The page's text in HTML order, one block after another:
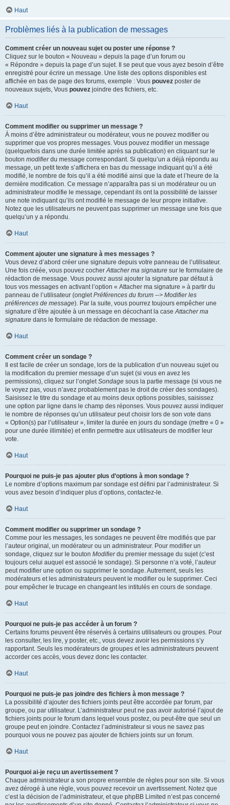
Haut
Problèmes liés à la publication de messages
Comment créer un nouveau sujet ou poster une réponse ?
Cliquez sur le bouton « Nouveau » depuis la page d’un forum ou
« Répondre » depuis la page d’un sujet. Il se peut que vous ayez besoin d’être
enregistré pour écrire un message. Une liste des options disponibles est
affichée en bas de page des forums, exemple : Vous pouvez poster de
nouveaux sujets, Vous pouvez joindre des fichiers, etc.
Haut
Comment modifier ou supprimer un message ?
À moins d’être administrateur ou modérateur, vous ne pouvez modifier ou
supprimer que vos propres messages. Vous pouvez modifier un message
(quelquefois dans une durée limitée après sa publication) en cliquant sur le
bouton modifierdu message correspondant. Si quelqu’un a déjà répondu au
message, un petit texte s’affichera en bas du message indiquant qu’il a été
modifié, le nombre de fois qu’il a été modifié ainsi que la date et l’heure de la
dernière modification. Ce message n’apparaîtra pas si un modérateur ou un
administrateur modifie le message, cependant ils ont la possibilité de laisser
une note indiquant qu’ils ont modifié le message de leur propre initiative.
Notez que les utilisateurs ne peuvent pas supprimer un message une fois que
quelqu’un y a répondu.
Haut
Comment ajouter une signature à mes messages ?
Vous devez d’abord créer une signature depuis votre panneau de l’utilisateur.
Une fois créée, vous pouvez cocherAttacher ma signature sur le formulaire de
rédaction de message. Vous pouvez aussi ajouter la signature par défaut à
tous vos messages en activant l’option « Attacher ma signature » à partir du
panneau de l’utilisateur (ongletPréférences du forum --> Modifier les
préférences de message). Par la suite, vous pourrez toujours empêcher une
signature d’être ajoutée à un message en décochant la caseAttacher ma
signature dans le formulaire de rédaction de message.
Haut
Comment créer un sondage ?
Il est facile de créer un sondage, lors de la publication d’un nouveau sujet ou
la modification du premier message d’un sujet (si vous en avez les
permissions), cliquez sur l’ongletSondage sous la partie message (si vous ne
le voyez pas, vous n’avez probablement pas le droit de créer des sondages).
Saisissez le titre du sondage et au moins deux options possibles, saisissez
une option par ligne dans le champ des réponses. Vous pouvez aussi indiquer
le nombre de réponses qu’un utilisateur peut choisir lors de son vote dans
« Option(s) par l’utilisateur », limiter la durée en jours du sondage (mettre « 0 »
pour une durée illimitée) et enfin permettre aux utilisateurs de modifier leur
vote.
Haut
Pourquoi ne puis-je pas ajouter plus d’options à mon sondage ?
Le nombre d’options maximum par sondage est défini par l’administrateur. Si
vous avez besoin d’indiquer plus d’options, contactez-le.
Haut
Comment modifier ou supprimer un sondage ?
Comme pour les messages, les sondages ne peuvent être modifiés que par
l’auteur original, un modérateur ou un administrateur. Pour modifier un
sondage, cliquez sur le bouton Modifierdu premier message du sujet (c’est
toujours celui auquel est associé le sondage). Si personne n’a voté, l’auteur
peut modifier une option ou supprimer le sondage. Autrement, seuls les
modérateurs et les administrateurs peuvent le modifier ou le supprimer. Ceci
pour empêcher le trucage en changeant les intitulés en cours de sondage.
Haut
Pourquoi ne puis-je pas accéder à un forum ?
Certains forums peuvent être réservés à certains utilisateurs ou groupes. Pour
les consulter, les lire, y poster, etc., vous devez avoir les permissions s’y
rapportant. Seuls les modérateurs de groupes et les administrateurs peuvent
accorder ces accès, vous devez donc les contacter.
Haut
Pourquoi ne puis-je pas joindre des fichiers à mon message ?
La possibilité d’ajouter des fichiers joints peut être accordée par forum, par
groupe, ou par utilisateur. L’administrateur peut ne pas avoir autorisé l’ajout de
fichiers joints pour le forum dans lequel vous postez, ou peut-être que seul un
groupe peut en joindre. Contactez l’administrateur si vous ne savez pas
pourquoi vous ne pouvez pas ajouter de fichiers joints sur un forum.
Haut
Pourquoi ai-je reçu un avertissement ?
Chaque administrateur a son propre ensemble de règles pour son site. Si vous
avez dérogé à une règle, vous pouvez recevoir un avertissement. Notez que
c’est la décision de l’administrateur, et que phpBB Limited n’est pas concerné